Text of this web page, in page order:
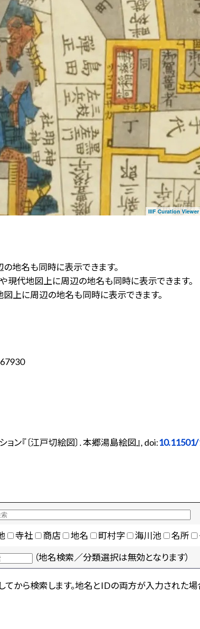
IIIF Curation
地名も同時に表示できます。
や現代地図上に周辺の地名も同時に表示できます。
図上に周辺の地名も同時に表示できます。
ン『〔江戸切絵図〕. 本郷湯島絵図』, doi:
寺社 商店 地名 町村字 海川池 名所
（地名検索／分類選択は無効となります）
から検索します。地名とIDの両方が入力された場